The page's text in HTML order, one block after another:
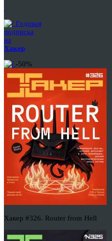
Годовая
подписка
на
Хакер
-50%
Хакер #326. Router from Hell